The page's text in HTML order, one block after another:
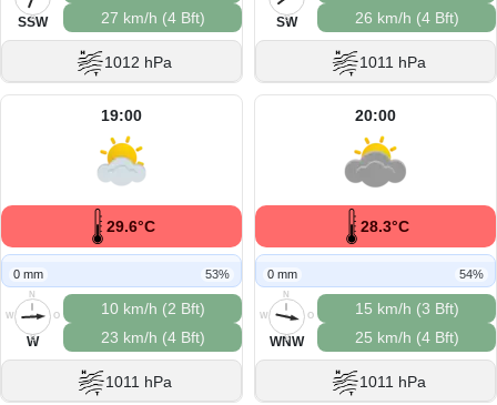
S
SSW
27 km/h (4 Bft)
1012 hPa
S
SW
26 km/h (4 Bft)
1011 hPa
19:00
29.6°C
0 mm 53%
N
O
S
W
W
10 km/h (2 Bft)
23 km/h (4 Bft)
1011 hPa
20:00
28.3°C
0 mm 54%
N
O
S
W
WNW
15 km/h (3 Bft)
25 km/h (4 Bft)
1011 hPa